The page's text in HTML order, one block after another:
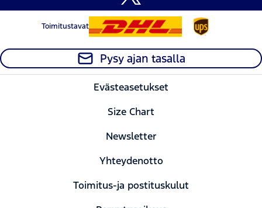
Toimitustavat
Pysy ajan tasalla
Evästeasetukset
Size Chart
Newsletter
Yhteydenotto
Toimitus-ja postituskulut